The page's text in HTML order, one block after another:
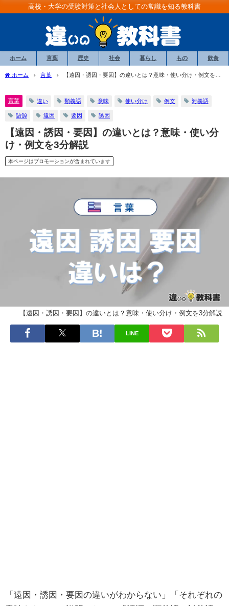
高校・大学の受験対策と社会人としての常識を知る教科書
ホーム 言葉 歴史 社会 暮らし もの 飲食
ホーム 言葉
【遠因・誘因・要因】の違いとは？意味・使い分け・例文を3
言葉 違い 類義語 意味 使い分け 例文 対義語
語源 遠因 要因 誘因
【遠因・誘因・要因】の違いとは？意味・使い分
け・例文を3分解説
本ページはプロモーションが含まれています
【遠因・誘因・要因】の違いとは？意味・使い分け・例文を3分解説
LINE
「遠因・誘因・要因の違いがわからない」「それぞれの